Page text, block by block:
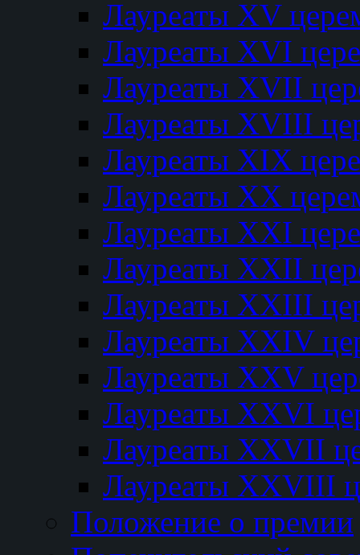
Лауреаты XV
Лауреаты XVI
Лауреаты XVII
Лауреаты XVIII
Лауреаты XIX
Лауреаты XX
Лауреаты XXI
Лауреаты XXII
Лауреаты XXIII
Лауреаты XXIV
Лауреаты XXV
Лауреаты XXVI
Лауреаты XXVII
Лауреаты XXVIII
Положение о премии